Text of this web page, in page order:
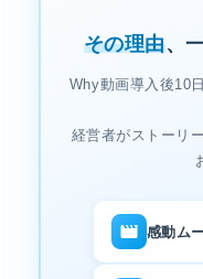
その理由、
Why動画導入後10
経営者がストーリ
感動ム